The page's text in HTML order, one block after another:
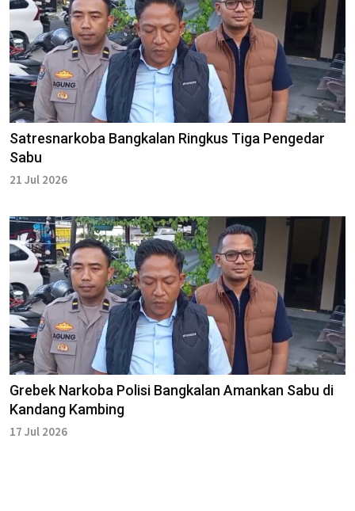
Satresnarkoba Bangkalan Ringkus Tiga Pengedar
Sabu
21 Jul 2026
Grebek Narkoba Polisi Bangkalan Amankan Sabu di
Kandang Kambing
17 Jul 2026